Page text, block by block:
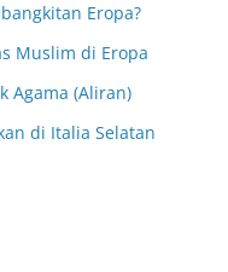
Eropa?
Muslim di Eropa
Agama (Aliran)
di Italia Selatan